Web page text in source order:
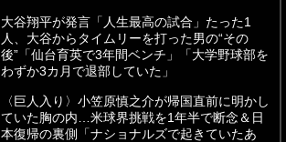
大谷翔平が発言「人生最高の試合」たった1
人、大谷からタイムリーを打った男の“その
後”「仙台育英で3年間ベンチ」「大学野球部を
わずか3カ月で退部していた」
〈巨人入り〉小笠原慎之介が帰国直前に明かし
ていた胸の内…米球界挑戦を1年半で断念＆日
本復帰の裏側「ナショナルズで起きていたあ